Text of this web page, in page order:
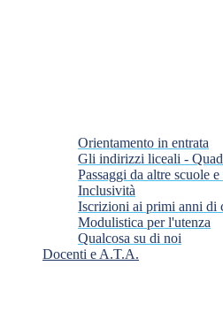
Orientamento in entrata
Gli indirizzi liceali -
Passaggi da altre scuole
Inclusività
Iscrizioni ai primi anni di
Modulistica per l'utenza
Qualcosa su di noi
Docenti e A.T.A.